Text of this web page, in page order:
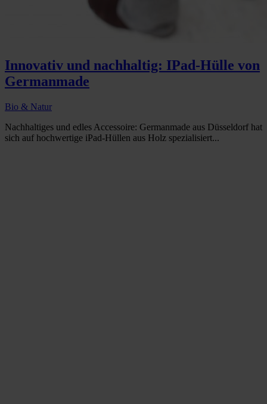
Innovativ und nachhaltig: IPad-Hülle von
Germanmade
Bio & Natur
Nachhaltiges und edles Accessoire: Germanmade aus Düsseldorf hat
sich auf hochwertige iPad-Hüllen aus Holz spezialisiert...